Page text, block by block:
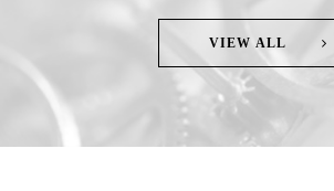
VIEW ALL